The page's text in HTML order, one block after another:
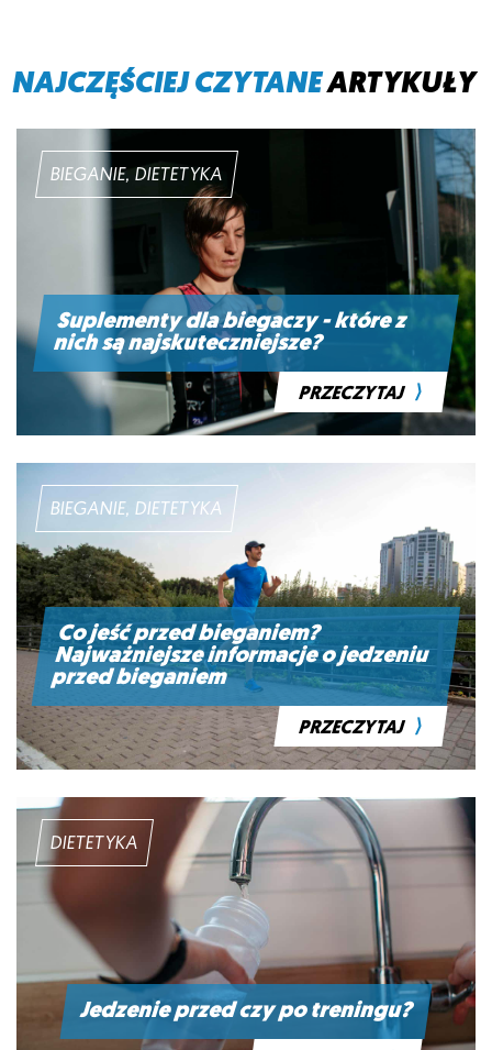
NAJCZĘŚCIEJ CZYTANEARTYKUŁY
BIEGANIE, DIETETYKA
Suplementy dla biegaczy - które z
nich są najskuteczniejsze?
PRZECZYTAJ ⟩
BIEGANIE, DIETETYKA
Co jeść przed bieganiem?
Najważniejsze informacje o jedzeniu
przed bieganiem
PRZECZYTAJ ⟩
DIETETYKA
Jedzenie przed czy po treningu?